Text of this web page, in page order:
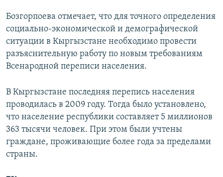
Бозгорпоева отмечает, что для точного определения
социально-экономической и демографической
ситуации в Кыргызстане необходимо провести
разъяснительную работу по новым требованиям
Всенародной переписи населения.
В Кыргызстане последняя перепись населения
проводилась в 2009 году. Тогда было установлено,
что население республики составляет 5 миллионов
363 тысячи человек. При этом были учтены
граждане, проживающие более года за пределами
страны.